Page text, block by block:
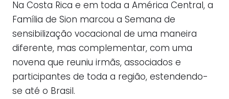
Na Costa Rica e em toda a América Central, a
Família de Sion marcou a Semana de
sensibilização vocacional de uma maneira
diferente, mas complementar, com uma
novena que reuniu irmãs, associados e
participantes de toda a região, estendendo-
se até o Brasil.